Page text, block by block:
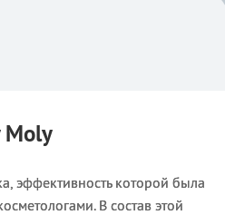
Moly
эффективность которой была
В состав этой